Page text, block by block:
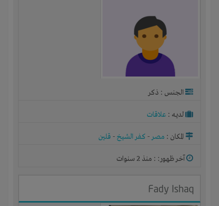
الجنس : ذكر
لديـه : علاقات
المكان : مصر- كفر الشيخ- قلين
آخر ظهور: : منذ 2 سنوات
Fady Ishaq